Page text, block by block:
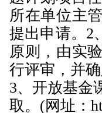
所在单位主
提出申请。 2
原则，由实
行评审，并
3、开放基金
取。 (网址：